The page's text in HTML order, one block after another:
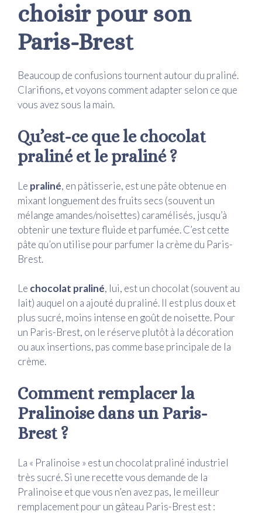
choisir pour son
Paris-Brest
Beaucoup de confusions tournent autour du praliné.
Clarifions, et voyons comment adapter selon ce que
vous avez sous la main.
Qu’est-ce que le chocolat
praliné et le praliné ?
Le praliné, en pâtisserie, est une pâte obtenue en
mixant longuement des fruits secs (souvent un
mélange amandes/noisettes) caramélisés, jusqu’à
obtenir une texture fluide et parfumée. C’est cette
pâte qu’on utilise pour parfumer la crème du Paris-
Brest.
Le chocolat praliné, lui, est un chocolat (souvent au
lait) auquel on a ajouté du praliné. Il est plus doux et
plus sucré, moins intense en goût de noisette. Pour
un Paris-Brest, on le réserve plutôt à la décoration
ou aux insertions, pas comme base principale de la
crème.
Comment remplacer la
Pralinoise dans un Paris-
Brest ?
La « Pralinoise » est un chocolat praliné industriel
très sucré. Si une recette vous demande de la
Pralinoise et que vous n’en avez pas, le meilleur
remplacement pour un gâteau Paris-Brest est :